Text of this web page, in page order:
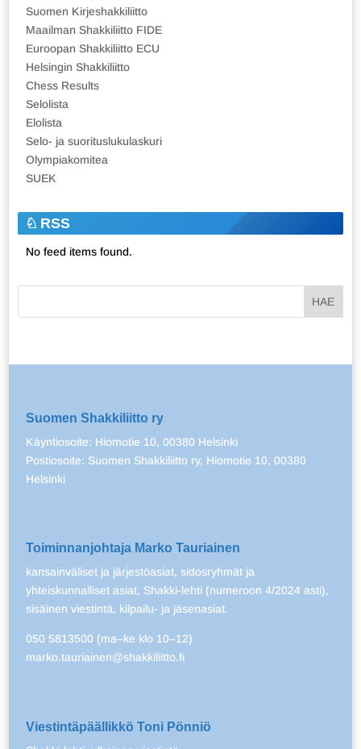
Suomen Kirjeshakkiliitto
Maailman Shakkiliitto FIDE
Euroopan Shakkiliitto ECU
Helsingin Shakkiliitto
Chess Results
Selolista
Elolista
Selo- ja suorituslukulaskuri
Olympiakomitea
SUEK
RSS
No feed items found.
Suomen Shakkiliitto ry
Käyntiosoite: Hiomotie 10, 00380 Helsinki
Postiosoite: Suomen Shakkiliitto ry, Hiomotie 10, 00380
Helsinki
Toiminnanjohtaja Marko Tauriainen
kansainväliset ja järjestöasiat, sidosryhmät ja
yhteiskunnalliset asiat, Shakki-lehti (numeroon 4/2024 asti),
sisäinen viestintä, kilpailu- ja jäsenasiat.
050 5813500 (ma–ke klo 10–12)
marko.tauriainen@shakkiliitto.fi
Viestintäpäällikkö Toni Pönniö